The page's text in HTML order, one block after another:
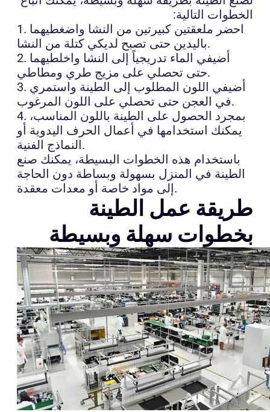
الخطوات التالية:
1. احضر ملعقتين كبيرتين من النشا واضغطيهما
باليدين حتى تصبح لديكي كتلة من النشا.
2. أضيفي الماء تدريجياً إلى النشا واخلطيهما
حتى تحصلي على مزيج طري ومطاطي.
3. أضيفي اللون المطلوب إلى الطينة واستمري
في العجن حتى تحصلي على اللون المرغوب.
4. بمجرد الحصول على الطينة باللون المناسب،
يمكنك استخدامها في أعمال الحرف اليدوية أو
النماذج الفنية.
باستخدام هذه الخطوات البسيطة، يمكنك صنع
الطينة في المنزل بسهولة وبساطة دون الحاجة
إلى مواد خاصة أو معدات معقدة.
طريقة عمل الطينة
بخطوات سهلة وبسيطة